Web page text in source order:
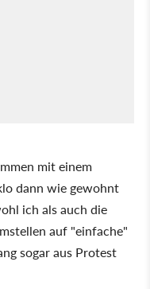
mit einem
dann wie gewohnt
ich als auch die
auf "einfache"
sogar aus Protest